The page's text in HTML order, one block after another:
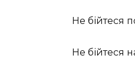
Не бійтеся
Не бійтеся